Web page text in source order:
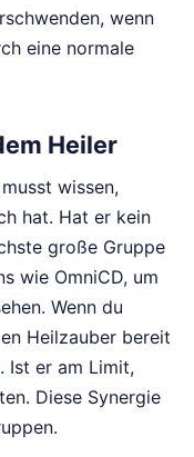
wenn
eine normale
Heiler
wissen,
hat. Hat er kein
große Gruppe
wie OmniCD, um
Wenn du
Heilzauber bereit
Ist er am Limit,
Diese Synergie